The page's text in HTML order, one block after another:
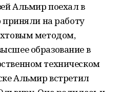
Альмир поехал в
приняли на работу
методом,
образование в
техническом
Альмир встретил